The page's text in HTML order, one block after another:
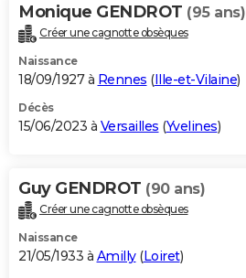
Monique GENDROT (95 ans)
Créer une cagnotte obsèques
Naissance
18/09/1927 à Rennes (Ille-et-Vilaine)
Décès
15/06/2023 à Versailles (Yvelines)
Guy GENDROT (90 ans)
Créer une cagnotte obsèques
Naissance
21/05/1933 à Amilly(Loiret)